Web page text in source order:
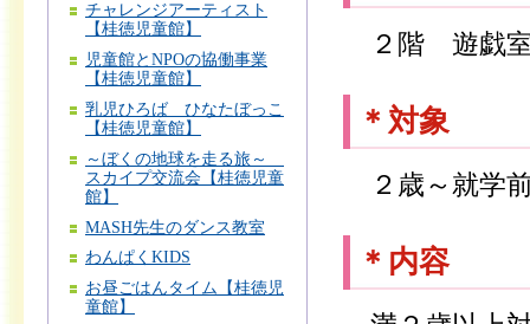
チャレンジアーティスト
【桂徳児童館】
児童館とNPOの協働事業
【桂徳児童館】
乳児ひろば ひなたぼっこ
【桂徳児童館】
～ぼくの地球を走る旅～
スカイプ交流会【桂徳児童
館】
MASH先生のダンス教室
わんぱくKIDS
お昼ごはんタイム【桂徳児
童館】
２階 遊戯
＊対象
２歳～就学
＊内容